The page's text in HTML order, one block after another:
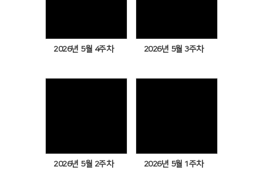
2026년 5월 4주차 2026년 5월 3주차
2026년 5월 2주차 2026년 5월 1주차